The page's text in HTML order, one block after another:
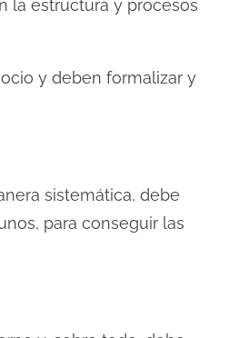
la estructura y procesos
y deben formalizar y
sistemática, debe
para conseguir las